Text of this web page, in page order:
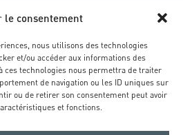
le consentement
nous utilisons des technologies
et/ou accéder aux informations des
ces technologies nous permettra de traiter
de navigation ou les ID uniques sur
ou de retirer son consentement peut avoir
et fonctions.